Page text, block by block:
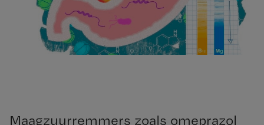
Maagzuurremmers zoals omeprazol